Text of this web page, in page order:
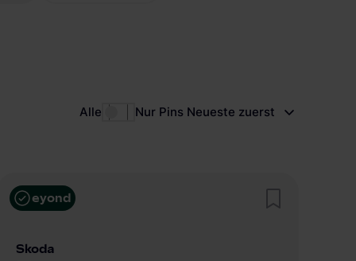
Neueste zuerst
Alle Nur Pins
eyond
Skoda